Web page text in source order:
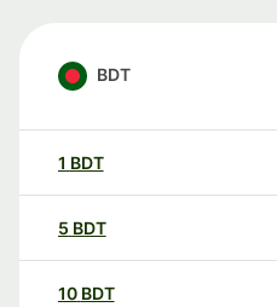
BDT
1 BDT
5 BDT
10 BDT